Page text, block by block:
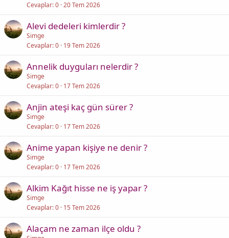
Cevaplar 0 20 Tem 2026
Alevi dedeleri kimlerdir ?
Simge
Cevaplar 0 19 Tem 2026
Annelik duyguları nelerdir ?
Simge
Cevaplar 0 17 Tem 2026
Anjin ateşi kaç gün sürer ?
Simge
Cevaplar 0 17 Tem 2026
Anime yapan kişiye ne denir ?
Simge
Cevaplar 0 17 Tem 2026
Alkim Kağıt hisse ne iş yapar ?
Simge
Cevaplar 0 15 Tem 2026
Alaçam ne zaman ilçe oldu ?